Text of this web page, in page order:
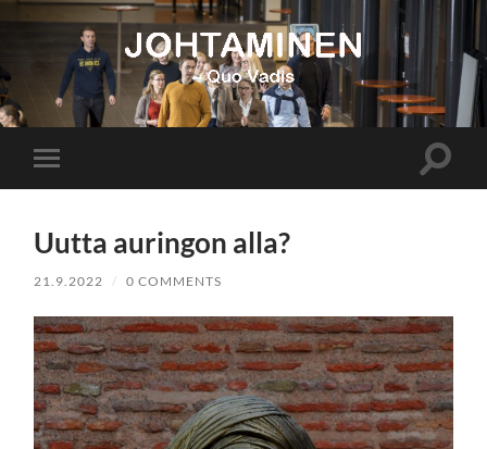
Johtaminen
mobile
Toggle
Uutta auringon alla?
21.9.2022 / 0 COMMENTS